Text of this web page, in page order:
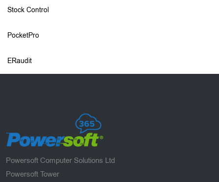
Stock Control
PocketPro
ERaudit
Powersoft Computer Solutions Ltd
Powersoft Tower